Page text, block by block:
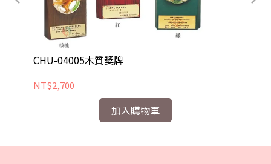
CHU-04005木質獎牌
NT$2,700
加入購物車